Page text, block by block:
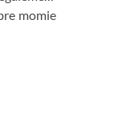
momie